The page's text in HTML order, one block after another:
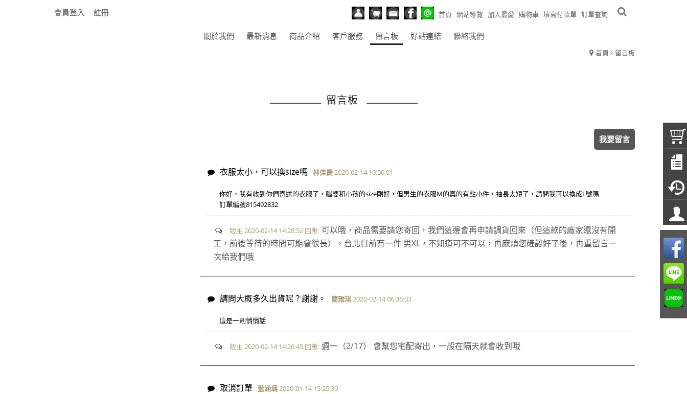
首頁 網站導覽 加入最愛 購物車 填寫付款單 訂單查詢
會員登入 註冊
關於我們 最新消息 商品介紹 客戶服務 留言板 好站連結 聯絡我們
首頁 留言板
留言板
我要留言
衣服太小，可以換size嗎 林佳慶2020-02-14 10:50:01
你好，我有收到你們寄送的衣服了，腦婆和小孩的size剛好，但男生的衣服M的真的有點小件，袖長太短了，請問我可以換成L號嗎
訂單編號815492832
版主 2020-02-14 14:28:52 回應:可以哦，商品需要請您寄回，我們這邊會再申請調貨回來（但這款的廠家還沒有開
工，前後等待的時間可能會很長），台北目前有一件 男XL，不知道可不可以，再麻煩您確認好了後，再重留言一
次給我們哦
請問大概多久出貨呢？謝謝。 簡雅琪2020-02-14 06:36:03
這是一則悄悄話
版主 2020-02-14 14:26:45 回應:週一（2/17） 會幫您宅配寄出，一般在隔天就會收到哦
取消訂單 藍涵瑀2020-01-14 15:25:30